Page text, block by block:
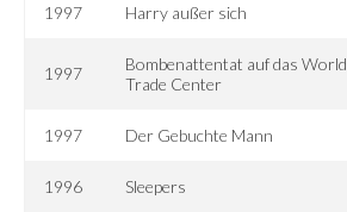
1997 Harry außer sich
1997
Bombenattentat auf das World
Trade Center
1997 Der Gebuchte Mann
1996 Sleepers